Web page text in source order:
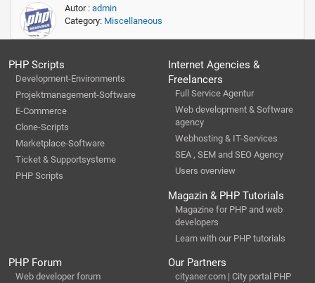
Autor : admin
Category: Miscellaneous
PHP Scripts
Development-Environments
Projektmanagement-Software
E-Commerce
Clone-Scripts
Marketplace-Software
Ticket & Supportsysteme
PHP Scripts
Internet Agencies &
Freelancers
Full Service Agentur
Web development & Software
agency
Webhosting & IT-Services
SEA , SEM and SEO Agency
Users overview
Magazin & PHP Tutorials
Magazine for PHP and web
developers
Learn with our PHP tutorials
PHP Forum
Web developer forum
Our Partners
cityaner.com | City portal PHP